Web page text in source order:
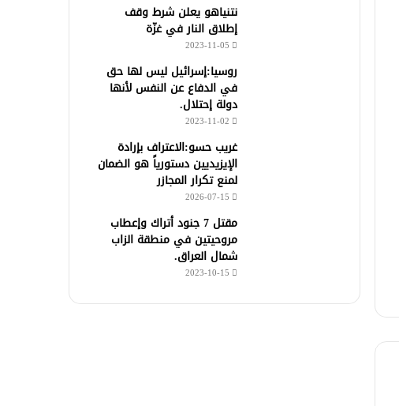
نتنياهو يعلن شرط وقف
إطلاق النار في غزّة
2023-11-05
روسيا:إسرائيل ليس لها حق
في الدفاع عن النفس لأنها
دولة إحتلال.
2023-11-02
غريب حسو:الاعتراف بإرادة
الإيزيديين دستورياً هو الضمان
لمنع تكرار المجازر
2026-07-15
مقتل 7 جنود أتراك وإعطاب
مروحيتين في منطقة الزاب
شمال العراق.
2023-10-15